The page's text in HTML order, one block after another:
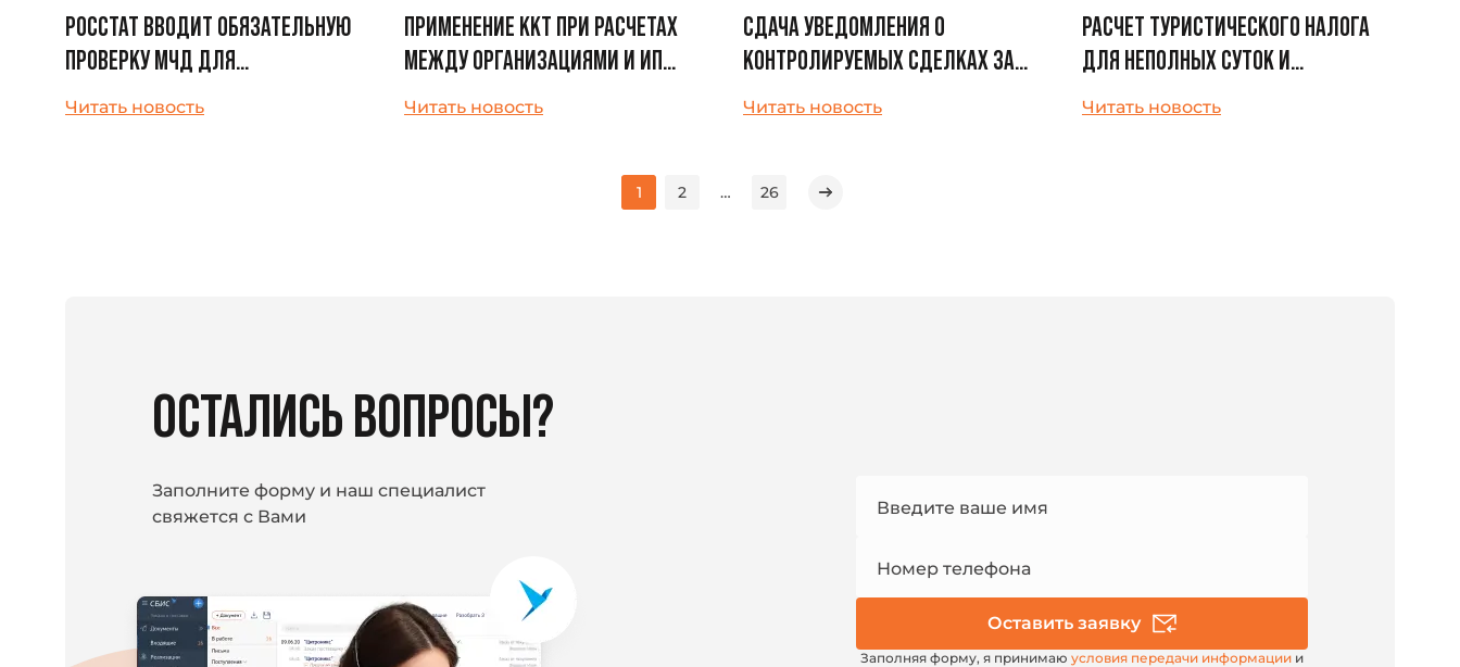
РОССТАТ ВВОДИТ ОБЯЗАТЕЛЬНУЮ
ПРОВЕРКУ МЧД ДЛЯ
СТАТИСТИЧЕСКОЙ ОТЧЕТНОСТИ
Читать новость
ПРИМЕНЕНИЕ ККТ ПРИ РАСЧЕТАХ
МЕЖДУ ОРГАНИЗАЦИЯМИ И ИП
ЧЕРЕЗ СБП
Читать новость
СДАЧА УВЕДОМЛЕНИЯ О
КОНТРОЛИРУЕМЫХ СДЕЛКАХ ЗА
2024 ГОД БУДЕТ ОСУЩЕСТВЛЯТЬСЯ
Читать новость
РАСЧЕТ ТУРИСТИЧЕСКОГО НАЛОГА
ДЛЯ НЕПОЛНЫХ СУТОК И
НЕСТАНДАРТНОГО ВРЕМЕНИ
Читать новость
1 2 … 26
ОСТАЛИСЬ ВОПРОСЫ?
Заполните форму и наш специалист
свяжется с Вами
Введите ваше имя
Номер телефона
Номер
e-mail
Оставить заявку
Заполняя форму, я принимаю условия передачи информации и